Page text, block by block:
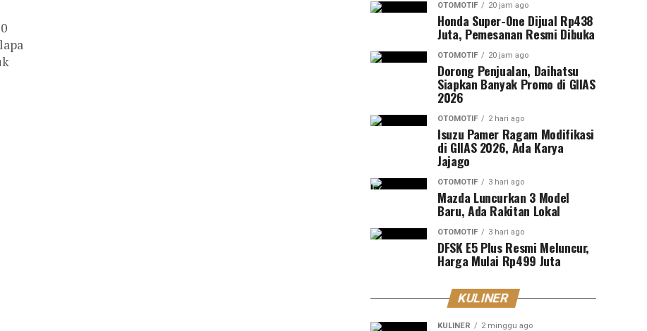
OTOMOTIF 20 jam ago
Honda Super-One Dijual Rp438
Juta, Pemesanan Resmi Dibuka
OTOMOTIF 20 jam ago
Dorong Penjualan, Daihatsu
Siapkan Banyak Promo di GIIAS
2026
OTOMOTIF 2 hari ago
Isuzu Pamer Ragam Modifikasi
di GIIAS 2026, Ada Karya
Jajago
OTOMOTIF 3 hari ago
Mazda Luncurkan 3 Model
Baru, Ada Rakitan Lokal
OTOMOTIF 3 hari ago
DFSK E5 Plus Resmi Meluncur,
Harga Mulai Rp499 Juta
KULINER
KULINER 2 minggu ago